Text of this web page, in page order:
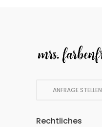
ANFRAGE STELLEN
Rechtliches